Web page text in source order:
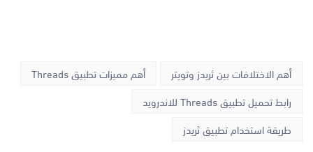
أهم الاختلافات بين ثريدز وتويتر
أهم مميزات تطبيق Threads
رابط تحميل تطبيق Threads للاندرويد
طريقة استخدام تطبيق ثريدز